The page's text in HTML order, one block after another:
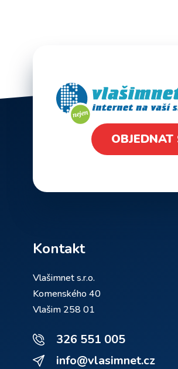
Kontakt
Vlašimnet s.r.o.
Komenského 40
Vlašim 258 01
326 551 005
info@vlasimnet.cz